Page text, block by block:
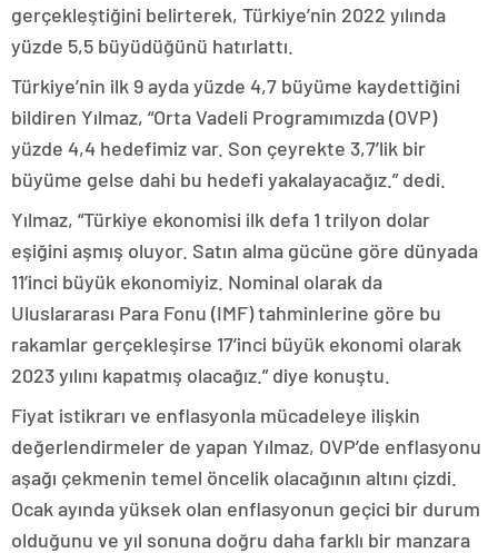
gerçekleştiğini belirterek, Türkiye’nin 2022 yılında
yüzde 5,5 büyüdüğünü hatırlattı.
Türkiye’nin ilk 9 ayda yüzde 4,7 büyüme kaydettiğini
bildiren Yılmaz, “Orta Vadeli Programımızda (OVP)
yüzde 4,4 hedefimiz var. Son çeyrekte 3,7’lik bir
büyüme gelse dahi bu hedefi yakalayacağız.” dedi.
Yılmaz, “Türkiye ekonomisi ilk defa 1 trilyon dolar
eşiğini aşmış oluyor. Satın alma gücüne göre dünyada
11’inci büyük ekonomiyiz. Nominal olarak da
Uluslararası Para Fonu (IMF) tahminlerine göre bu
rakamlar gerçekleşirse 17’inci büyük ekonomi olarak
2023 yılını kapatmış olacağız.” diye konuştu.
Fiyat istikrarı ve enflasyonla mücadeleye ilişkin
değerlendirmeler de yapan Yılmaz, OVP’de enflasyonu
aşağı çekmenin temel öncelik olacağının altını çizdi.
Ocak ayında yüksek olan enflasyonun geçici bir durum
olduğunu ve yıl sonuna doğru daha farklı bir manzara